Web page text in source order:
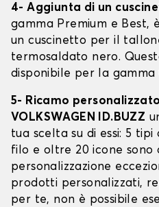
4- Aggiunta di un
gamma Premium e Best,
un cuscinetto per il
termosaldato nero.
disponibile per la gamma
5- Ricamo personalizzato
VOLKSWAGEN ID.BUZZ
tua scelta su di essi: 5
filo e oltre 20 icone sono
personalizzazione
prodotti personalizzati,
per te, non è possibile